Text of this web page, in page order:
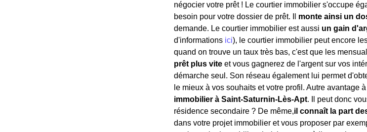
négocier votre prêt ! Le courtier immobilier s'occupe
besoin pour votre dossier de prêt. Il monte ainsi un
demande. Le courtier immobilier est aussi un gain
d'informations ici), le courtier immobilier peut encore
quand on trouve un taux très bas, c'est que les
prêt plus vite et vous gagnerez de l'argent sur vos
démarche seul. Son réseau également lui permet
le mieux à vos souhaits et votre profil. Autre avantage
immobilier à Saint-Saturnin-Lès-Apt. Il peut donc
résidence secondaire ? De même,il connaît la part
dans votre projet immobilier et vous proposer par